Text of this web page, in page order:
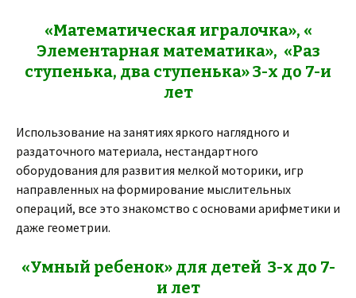
«Математическая игралочка», «
Элементарная математика», «Раз
ступенька, два ступенька» 3-х до 7-и
лет
Использование на занятиях яркого наглядного и
раздаточного материала, нестандартного
оборудования для развития мелкой моторики, игр
направленных на формирование мыслительных
операций, все это знакомство с основами арифметики и
даже геометрии.
«Умный ребенок» для детей 3-х до 7-
и лет